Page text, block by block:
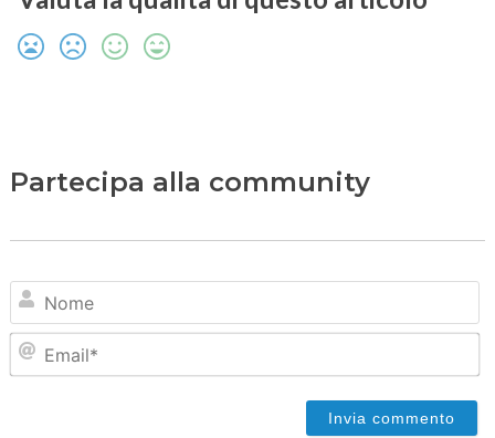
Partecipa alla community